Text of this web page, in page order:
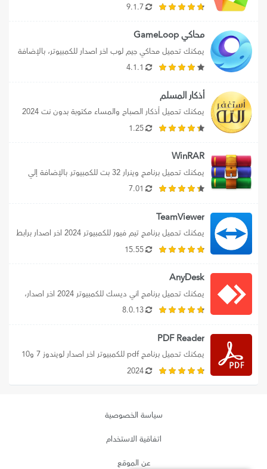
بالإضافة إلي تحميل محاكي MEmu...
9.1.7
محاكي GameLoop
إلي تحميل محاكي جيم لوب...
4.1.1
أذكار المسلم
علي الموبايل، كما يمكنك تنزيل...
1.25
WinRAR
تنزيل WinRaR 32 bit لويندوز...
7.01
TeamViewer
مباشر، بالإضافة إلي تحميل...
15.55
AnyDesk
حيث نوفر لك رابط تحميل...
8.0.13
PDF Reader
و11، وتنزيل برنامج بي...
2024
سياسة الخصوصية
اتفاقية الاستخدام
عن الموقع